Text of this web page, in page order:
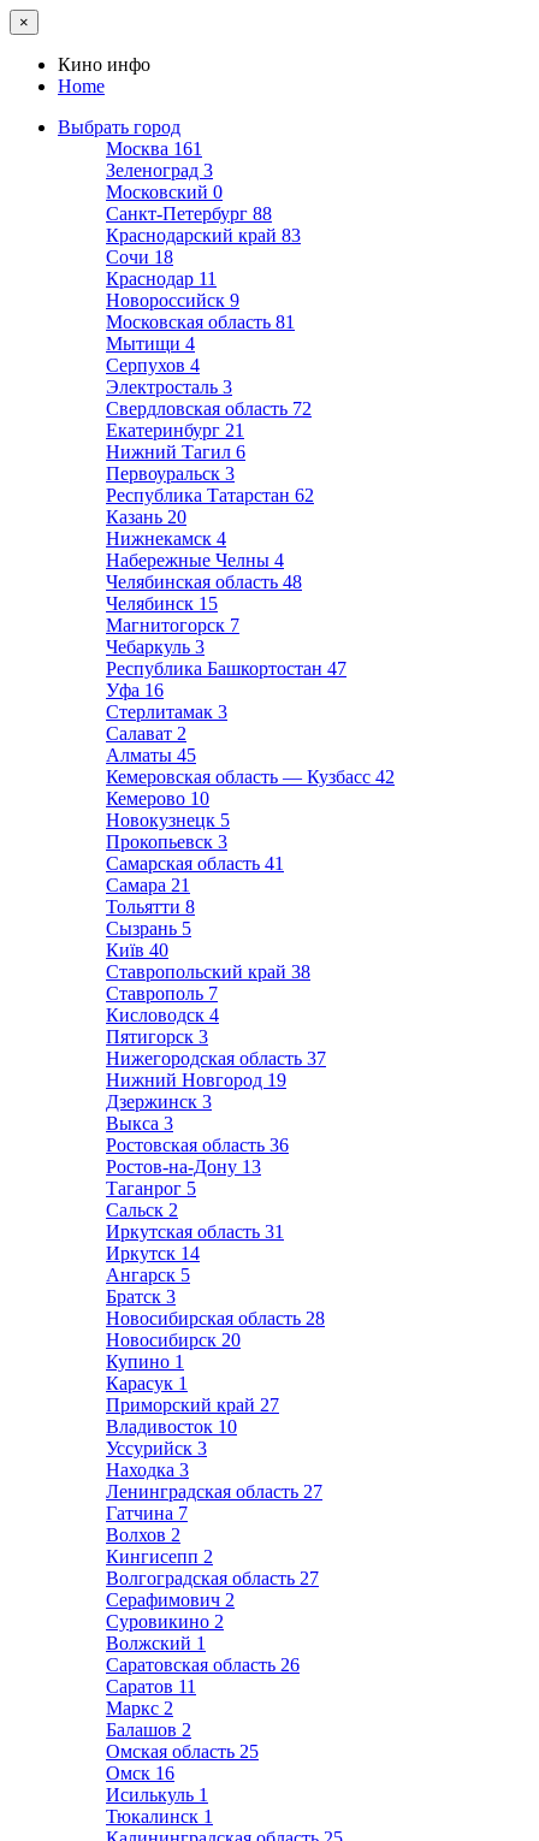
×
Кино инфо
Home
Выбрать город
Москва 161
Зеленоград 3
Московский 0
Санкт-Петербург 88
Краснодарский край 83
Сочи 18
Краснодар 11
Новороссийск 9
Московская область 81
Мытищи 4
Серпухов 4
Электросталь 3
Свердловская область 72
Екатеринбург 21
Нижний Тагил 6
Первоуральск 3
Республика Татарстан 62
Казань 20
Нижнекамск 4
Набережные Челны 4
Челябинская область 48
Челябинск 15
Магнитогорск 7
Чебаркуль 3
Республика Башкортостан 47
Уфа 16
Стерлитамак 3
Салават 2
Алматы 45
Кемеровская область — Кузбасс 42
Кемерово 10
Новокузнецк 5
Прокопьевск 3
Самарская область 41
Самара 21
Тольятти 8
Сызрань 5
Київ 40
Ставропольский край 38
Ставрополь 7
Кисловодск 4
Пятигорск 3
Нижегородская область 37
Нижний Новгород 19
Дзержинск 3
Выкса 3
Ростовская область 36
Ростов-на-Дону 13
Таганрог 5
Сальск 2
Иркутская область 31
Иркутск 14
Ангарск 5
Братск 3
Новосибирская область 28
Новосибирск 20
Купино 1
Карасук 1
Приморский край 27
Владивосток 10
Уссурийск 3
Находка 3
Ленинградская область 27
Гатчина 7
Волхов 2
Кингисепп 2
Волгоградская область 27
Серафимович 2
Суровикино 2
Волжский 1
Саратовская область 26
Саратов 11
Маркс 2
Балашов 2
Омская область 25
Омск 16
Исилькуль 1
Тюкалинск 1